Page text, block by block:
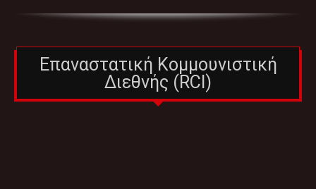
Επαναστατική Κομμουνιστική
Διεθνής (RCI)